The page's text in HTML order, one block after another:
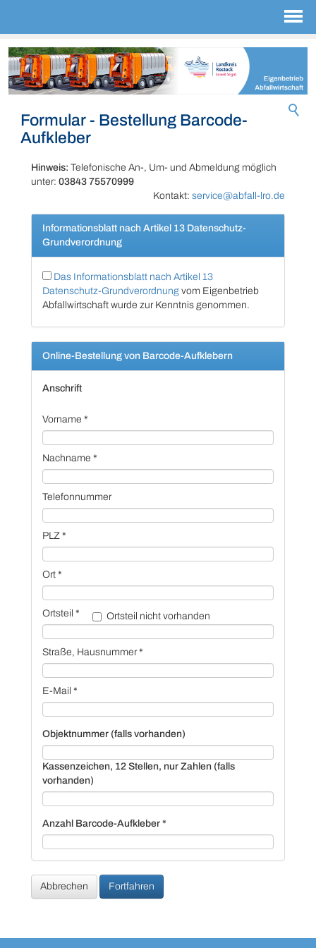
Formular - Bestellung Barcode-
Aufkleber